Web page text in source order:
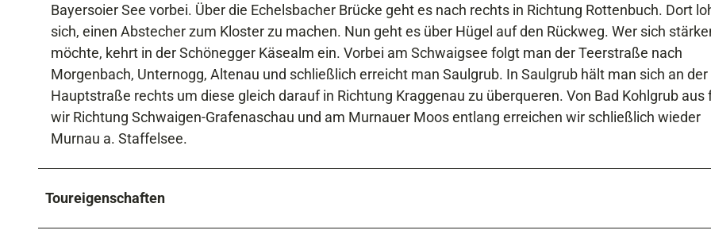
Bayersoier See vorbei. Über die Echelsbacher Brücke geht es nach rechts in Richtung Rottenbuch. Dort
sich, einen Abstecher zum Kloster zu machen. Nun geht es über Hügel auf den Rückweg. Wer sich
möchte, kehrt in der Schönegger Käsealm ein. Vorbei am Schwaigsee folgt man der Teerstraße nach
Morgenbach, Unternogg, Altenau und schließlich erreicht man Saulgrub. In Saulgrub hält man sich an der
Hauptstraße rechts um diese gleich darauf in Richtung Kraggenau zu überqueren. Von Bad Kohlgrub aus
wir Richtung Schwaigen-Grafenaschau und am Murnauer Moos entlang erreichen wir schließlich wieder
Murnau a. Staffelsee.
Toureigenschaften